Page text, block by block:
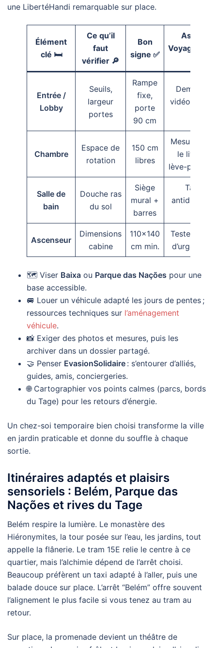
une LibertéHandi remarquable sur place.
Élément
clé 🛏️
Ce qu’il
faut
vérifier 🔎
Bon
signe ✅
Astuce
Entrée /
Lobby
Seuils,
largeur
portes
Rampe
fixe,
porte
90 cm
Demander
vidéo
Chambre
Espace de
rotation
150 cm
libres
Mesurer
le lit pour
lève-
Salle de
bain
Douche ras
du sol
Siège
mural +
barres
Tapis
Ascenseur
Dimensions
cabine
110×140
cm min.
Tester
d’urgence 🔔
🗺️ Viser Baixa ou Parque das Nações pour une
base accessible.
🚐 Louer un véhicule adapté les jours de pentes ;
ressources techniques sur l’aménagement
véhicule.
📸 Exiger des photos et mesures, puis les
archiver dans un dossier partagé.
🤝 Penser EvasionSolidaire : s’entourer d’alliés,
guides, amis, conciergeries.
🌐 Cartographier vos points calmes (parcs, bords
du Tage) pour les retours d’énergie.
Un chez-soi temporaire bien choisi transforme la ville
en jardin praticable et donne du souffle à chaque
sortie.
Itinéraires adaptés et plaisirs
sensoriels : Belém, Parque das
Nações et rives du Tage
Belém respire la lumière. Le monastère des
Hiéronymites, la tour posée sur l’eau, les jardins, tout
appelle la flânerie. Le tram 15E relie le centre à ce
quartier, mais l’alchimie dépend de l’arrêt choisi.
Beaucoup préfèrent un taxi adapté à l’aller, puis une
balade douce sur place. L’arrêt “Belém” offre souvent
l’alignement le plus facile si vous tenez au tram au
retour.
Sur place, la promenade devient un théâtre de